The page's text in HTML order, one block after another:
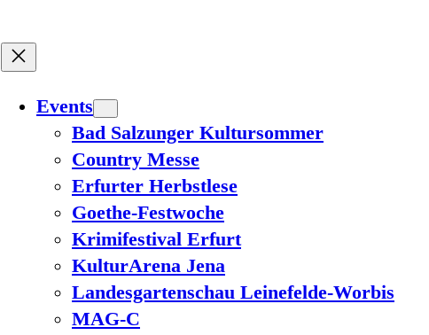
Events
Bad Salzunger Kultursommer
Country Messe
Erfurter Herbstlese
Goethe-Festwoche
Krimifestival Erfurt
KulturArena Jena
Landesgartenschau Leinefelde-Worbis
MAG-C